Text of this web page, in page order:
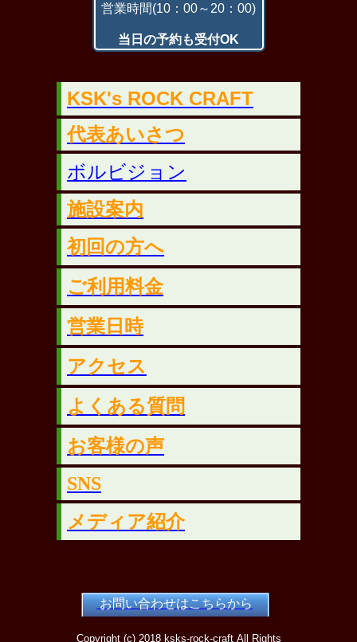
営業時間(10：00～20：00)
当日の予約も受付OK
KSK's ROCK CRAFT
代表あいさつ
ボルビジョン
施設案内
初 回の方へ
ご利用料金
営業日時
アクセス
よくある質問
お客様の声
SNS
メディア紹介
お問い合わせはこちらから
Copyright (c) 2018 ksks-rock-craft All Rights